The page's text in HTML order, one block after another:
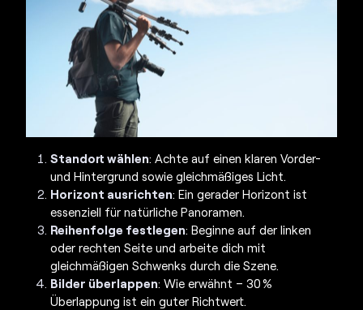
Standort wählen: Achte auf einen klaren Vorder-
und Hintergrund sowie gleichmäßiges Licht.
Horizont ausrichten: Ein gerader Horizont ist
essenziell für natürliche Panoramen.
Reihenfolge festlegen: Beginne auf der linken
oder rechten Seite und arbeite dich mit
gleichmäßigen Schwenks durch die Szene.
Bilder überlappen: Wie erwähnt – 30 %
Überlappung ist ein guter Richtwert.